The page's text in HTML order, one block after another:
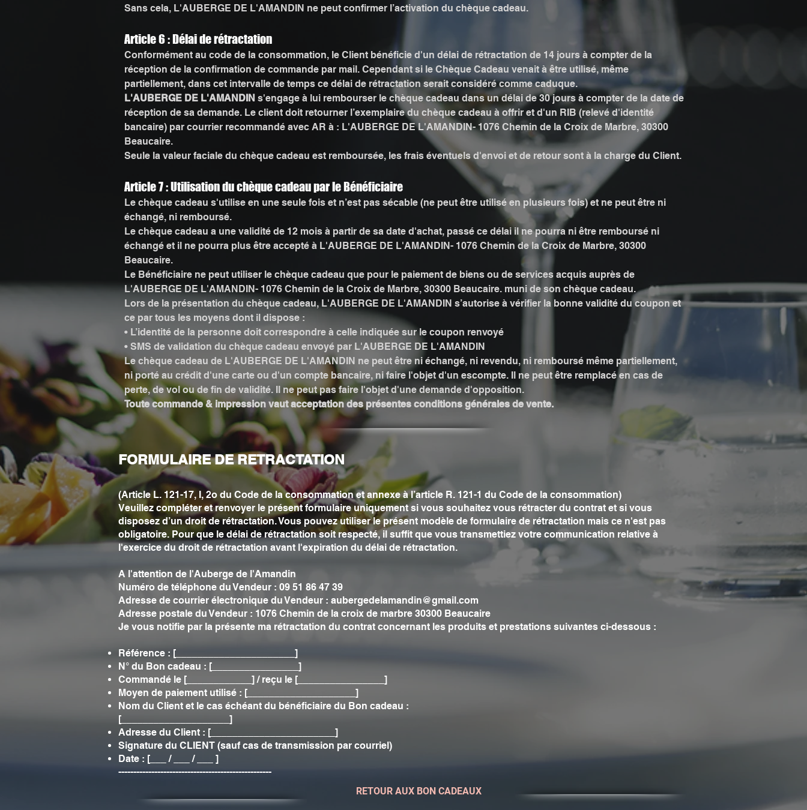
Sans cela, L'AUBERGE DE L'AMANDIN ne peut confirmer l’activation du chèque cadeau.
Article 6 : Délai de rétractation
Conformément au code de la consommation, le Client bénéficie d'un délai de rétractation de 14 jours à compter de la
réception de la confirmation de commande par mail. Cependant si le Chèque Cadeau venait à être utilisé, même
partiellement, dans cet intervalle de temps ce délai de rétractation serait considéré comme caduque.
L'AUBERGE DE L'AMANDIN s'engage à lui rembourser le chèque cadeau dans un délai de 30 jours à compter de la date de
réception de sa demande. Le client doit retourner l’exemplaire du chèque cadeau à offrir et d'un RIB (relevé d'identité
bancaire) par courrier recommandé avec AR à : L'AUBERGE DE L'AMANDIN- 1076 Chemin de la Croix de Marbre, 30300
Beaucaire.
Seule la valeur faciale du chèque cadeau est remboursée, les frais éventuels d'envoi et de retour sont à la charge du Client.
Article 7 : Utilisation du chèque cadeau par le Bénéficiaire
Le chèque cadeau s'utilise en une seule fois et n’est pas sécable (ne peut être utilisé en plusieurs fois) et ne peut être ni
échangé, ni remboursé.
Le chèque cadeau a une validité de 12 mois à partir de sa date d'achat, passé ce délai il ne pourra ni être remboursé ni
échangé et il ne pourra plus être accepté à L'AUBERGE DE L'AMANDIN- 1076 Chemin de la Croix de Marbre, 30300
Beaucaire.
Le Bénéficiaire ne peut utiliser le chèque cadeau que pour le paiement de biens ou de services acquis auprès de
L'AUBERGE DE L'AMANDIN- 1076 Chemin de la Croix de Marbre, 30300 Beaucaire. muni de son chèque cadeau.
Lors de la présentation du chèque cadeau, L'AUBERGE DE L'AMANDIN s’autorise à vérifier la bonne validité du coupon et
ce par tous les moyens dont il dispose :
• L’identité de la personne doit correspondre à celle indiquée sur le coupon renvoyé
• SMS de validation du chèque cadeau envoyé par L'AUBERGE DE L'AMANDIN
Le chèque cadeau de L'AUBERGE DE L'AMANDIN ne peut être ni échangé, ni revendu, ni remboursé même partiellement,
ni porté au crédit d'une carte ou d'un compte bancaire, ni faire l'objet d'un escompte. Il ne peut être remplacé en cas de
perte, de vol ou de fin de validité. Il ne peut pas faire l'objet d'une demande d'opposition.
Toute commande & impression vaut acceptation des présentes conditions générales de vente.
FORMULAIRE DE RETRACTATION
(Article L. 121-17, I, 2o du Code de la consommation et annexe à l’article R. 121-1 du Code de la consommation)
Veuillez compléter et renvoyer le présent formulaire uniquement si vous souhaitez vous rétracter du contrat et si vous
disposez d’un droit de rétractation. Vous pouvez utiliser le présent modèle de formulaire de rétractation mais ce n'est pas
obligatoire. Pour que le délai de rétractation soit respecté, il suffit que vous transmettiez votre communication relative à
l'exercice du droit de rétractation avant l'expiration du délai de rétractation.
A l'attention de l'Auberge de l'Amandin
Numéro de téléphone du Vendeur : 09 51 86 47 39
Adresse de courrier électronique du Vendeur : aubergedelamandin@gmail.com
Adresse postale du Vendeur : 1076 Chemin de la croix de marbre 30300 Beaucaire
Je vous notifie par la présente ma rétractation du contrat concernant les produits et prestations suivantes ci-dessous :
Référence : [______________________]
N° du Bon cadeau : [________________]
Commandé le [____________] / reçu le [________________]
Moyen de paiement utilisé : [____________________]
Nom du Client et le cas échéant du bénéficiaire du Bon cadeau :
[____________________]
Adresse du Client : [_______________________]
Signature du CLIENT (sauf cas de transmission par courriel)
Date : [___ / ___ / ___ ]
---------------------------------------------------
RETOUR AUX BON CADEAUX